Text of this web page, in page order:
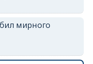
мирного